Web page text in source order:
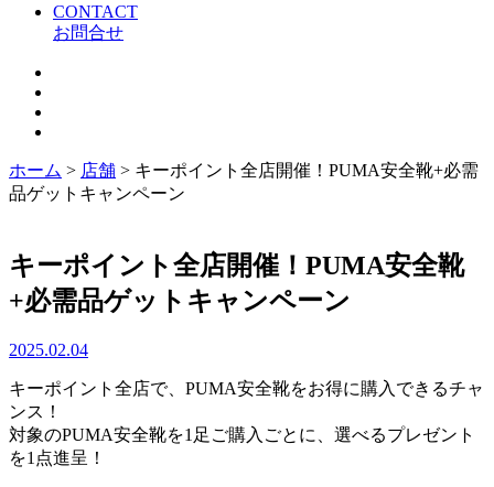
CONTACT
お問合せ
ホーム > 店舗 > キーポイント全店開催！PUMA安全靴+必需
品ゲットキャンペーン
キーポイント全店開催！PUMA安全靴
+必需品ゲットキャンペーン
2025.02.04
キーポイント全店で、PUMA安全靴をお得に購入できるチャ
ンス！
対象のPUMA安全靴を1足ご購入ごとに、選べるプレゼント
を1点進呈！